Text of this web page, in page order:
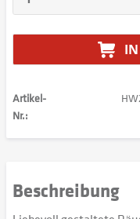
Artikel-
Nr.:
Beschreibung